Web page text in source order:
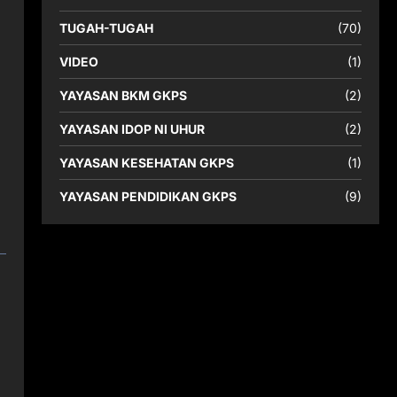
TUGAH-TUGAH (70)
VIDEO (1)
YAYASAN BKM GKPS (2)
YAYASAN IDOP NI UHUR (2)
YAYASAN KESEHATAN GKPS (1)
YAYASAN PENDIDIKAN GKPS (9)